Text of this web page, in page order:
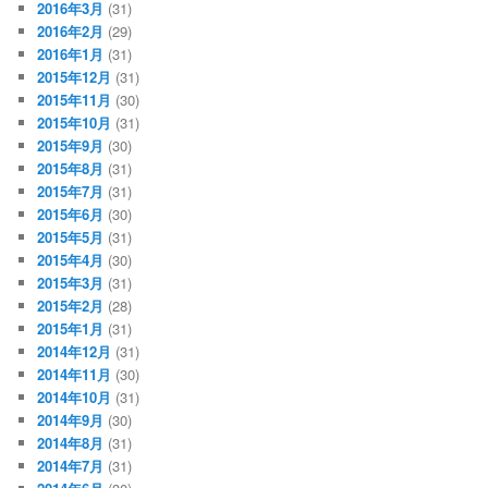
2016年3月 (31)
2016年2月 (29)
2016年1月 (31)
2015年12月 (31)
2015年11月 (30)
2015年10月 (31)
2015年9月 (30)
2015年8月 (31)
2015年7月 (31)
2015年6月 (30)
2015年5月 (31)
2015年4月 (30)
2015年3月 (31)
2015年2月 (28)
2015年1月 (31)
2014年12月 (31)
2014年11月 (30)
2014年10月 (31)
2014年9月 (30)
2014年8月 (31)
2014年7月 (31)